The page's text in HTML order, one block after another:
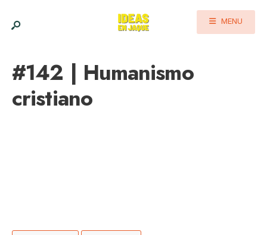
MENU
#142 | Humanismo
cristiano